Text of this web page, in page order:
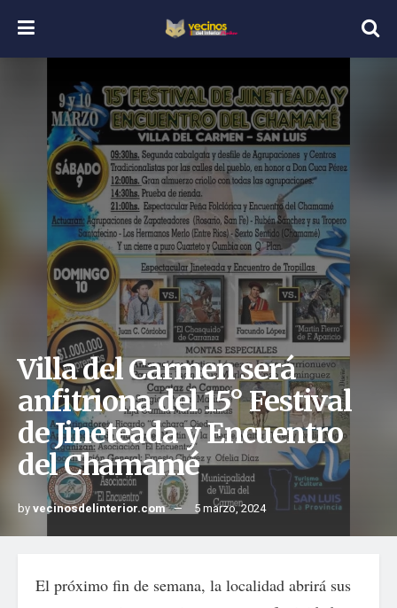
Villa del Carmen será
anfitriona del 15° Festival
de Jineteada y Encuentro
del Chamamé
byvecinosdelinterior.com 5 marzo, 2024
El próximo fin de semana, la localidad abrirá sus